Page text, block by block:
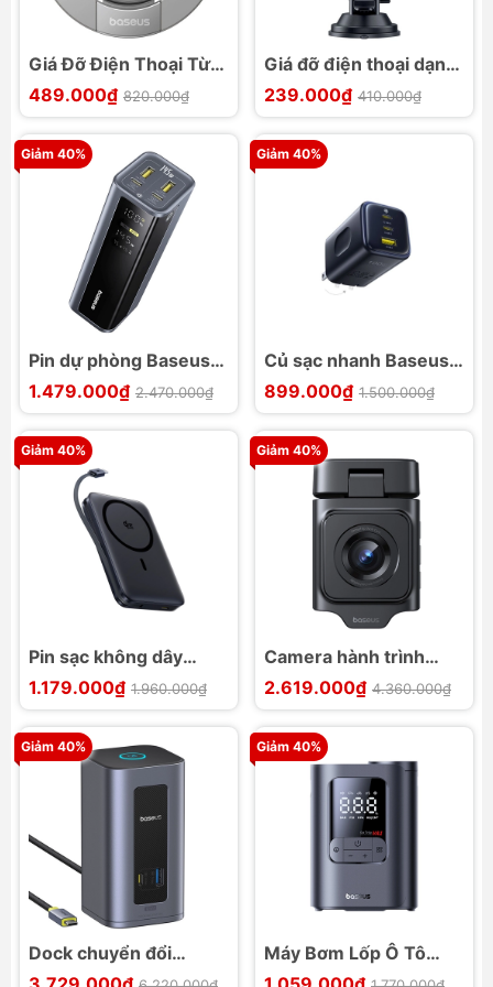
Giá Đỡ Điện Thoại Từ
Tính Vòng Kép Baseus
MagPro 3
489.000₫ 820.000₫
Giá đỡ điện thoại dạng
kẹp Baseus
UltraControl Go
239.000₫ 410.000₫
Giảm 40%
Pin dự phòng Baseus
EnerGeek GP12 có
màn hình 20800mAh
145W
1.479.000₫ 2.470.000₫
Giảm 40%
Củ sạc nhanh Baseus
PicoGo AE11 100W
899.000₫ 1.500.000₫
Giảm 40%
Pin sạc không dây
Baseus PicoGo AM61
10000mAh 45W Qi2.2
1.179.000₫ 1.960.000₫
Giảm 40%
Camera hành trình
Baseus PrimeTrip VD1
Pro 4K Super Capacity
2.619.000₫ 4.360.000₫
Giảm 40%
Dock chuyển đổi
Baseus NU1 Air
Giảm 40%
Máy Bơm Lốp Ô Tô
Không Dây Baseus